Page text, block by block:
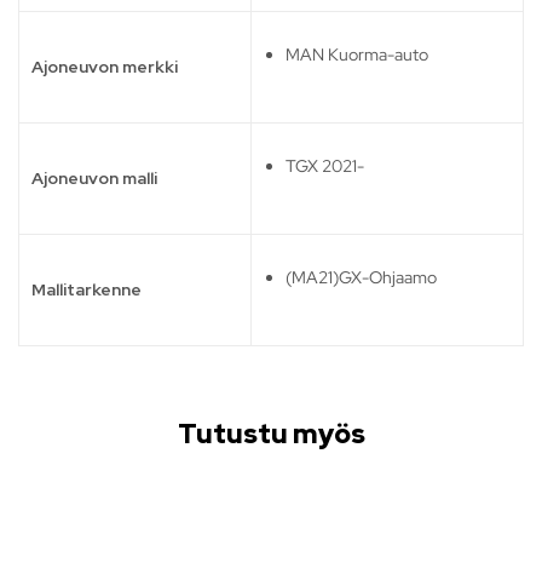
Ajoneuvon merkki
MAN Kuorma-auto
Ajoneuvon malli
TGX 2021-
Mallitarkenne
(MA21)GX-Ohjaamo
Tutustu myös